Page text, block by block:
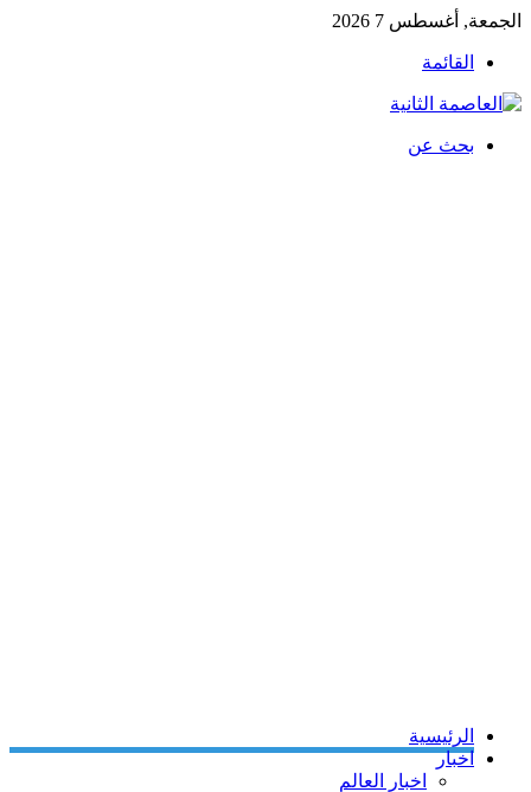
الجمعة, أغسطس 7 2026
القائمة
بحث عن
الرئيسية
اخبار
اخبار العالم